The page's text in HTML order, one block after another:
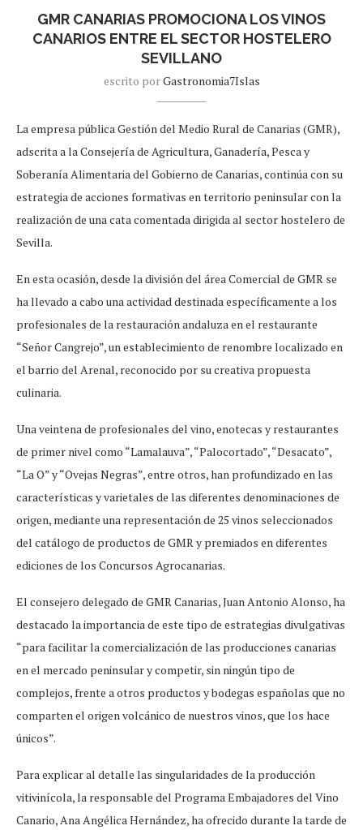
GMR CANARIAS PROMOCIONA LOS VINOS
CANARIOS ENTRE EL SECTOR HOSTELERO
SEVILLANO
escrito porGastronomia7Islas
La empresa pública Gestión del Medio Rural de Canarias (GMR),
adscrita a la Consejería de Agricultura, Ganadería, Pesca y
Soberanía Alimentaria del Gobierno de Canarias, continúa con su
estrategia de acciones formativas en territorio peninsular con la
realización de una cata comentada dirigida al sector hostelero de
Sevilla.
En esta ocasión, desde la división del área Comercial de GMR se
ha llevado a cabo una actividad destinada específicamente a los
profesionales de la restauración andaluza en el restaurante
“Señor Cangrejo”, un establecimiento de renombre localizado en
el barrio del Arenal, reconocido por su creativa propuesta
culinaria.
Una veintena de profesionales del vino, enotecas y restaurantes
de primer nivel como “Lamalauva”, “Palocortado”, “Desacato”,
“La O” y “Ovejas Negras”, entre otros, han profundizado en las
características y varietales de las diferentes denominaciones de
origen, mediante una representación de 25 vinos seleccionados
del catálogo de productos de GMR y premiados en diferentes
ediciones de los Concursos Agrocanarias.
El consejero delegado de GMR Canarias, Juan Antonio Alonso, ha
destacado la importancia de este tipo de estrategias divulgativas
“para facilitar la comercialización de las producciones canarias
en el mercado peninsular y competir, sin ningún tipo de
complejos, frente a otros productos y bodegas españolas que no
comparten el origen volcánico de nuestros vinos, que los hace
únicos”.
Para explicar al detalle las singularidades de la producción
vitivinícola, la responsable del Programa Embajadores del Vino
Canario, Ana Angélica Hernández, ha ofrecido durante la tarde de